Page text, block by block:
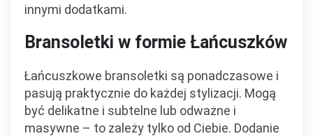
innymi dodatkami.
Bransoletki w formie Łańcuszków
Łańcuszkowe bransoletki są ponadczasowe i
pasują praktycznie do każdej stylizacji. Mogą
być delikatne i subtelne lub odważne i
masywne – to zależy tylko od Ciebie. Dodanie